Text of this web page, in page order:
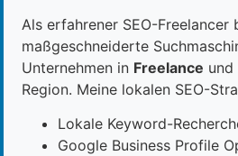
Als erfahrener SEO-Freelancer
maßgeschneiderte
Unternehmen in Freelance und
Region. Meine lokalen SEO-
Lokale Keyword-
Google Business Profile